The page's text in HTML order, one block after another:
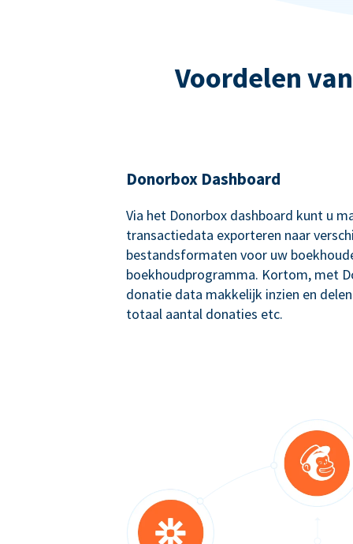
Voordelen
Donorbox Dashboard
Via het Donorbox dashboard kunt u
transactiedata exporteren naar
bestandsformaten voor uw
boekhoudprogramma. Kortom, met
donatie data makkelijk inzien en
totaal aantal donaties etc.